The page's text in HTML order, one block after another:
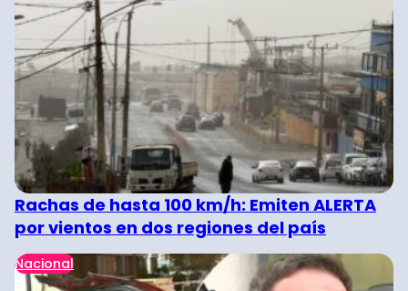
Rachas de hasta 100 km/h: Emiten ALERTA
por vientos en dos regiones del país
Nacional